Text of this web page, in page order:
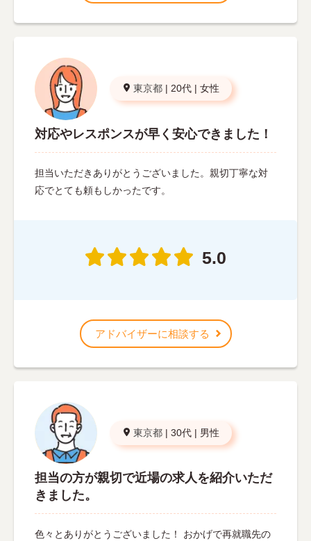
東京都 | 20代 | 女性
対応やレスポンスが早く安心できました！
担当いただきありがとうございました。親切丁寧な対
応でとても頼もしかったです。
5.0
アドバイザーに相談する
東京都 | 30代 | 男性
担当の方が親切で近場の求人を紹介いただ
きました。
色々とありがとうございました！ おかげで再就職先の